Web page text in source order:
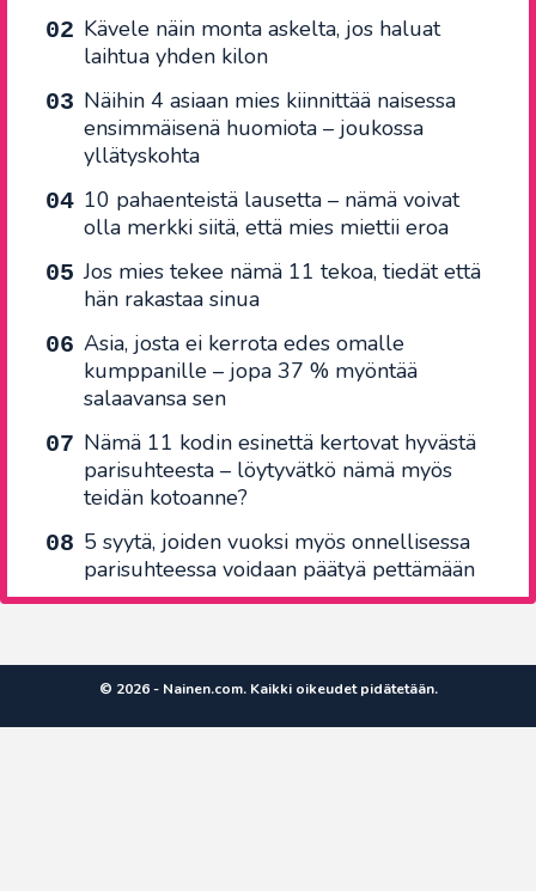
Kävele näin monta askelta, jos haluat
laihtua yhden kilon
Näihin 4 asiaan mies kiinnittää naisessa
ensimmäisenä huomiota – joukossa
yllätyskohta
10 pahaenteistä lausetta – nämä voivat
olla merkki siitä, että mies miettii eroa
Jos mies tekee nämä 11 tekoa, tiedät että
hän rakastaa sinua
Asia, josta ei kerrota edes omalle
kumppanille – jopa 37 % myöntää
salaavansa sen
Nämä 11 kodin esinettä kertovat hyvästä
parisuhteesta – löytyvätkö nämä myös
teidän kotoanne?
5 syytä, joiden vuoksi myös onnellisessa
parisuhteessa voidaan päätyä pettämään
© 2026 - Nainen.com. Kaikki oikeudet pidätetään.